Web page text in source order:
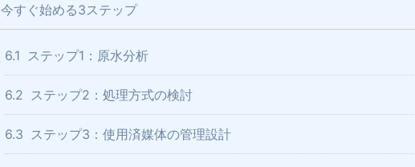
今すぐ始める3ステップ
6.1 ステップ1：原水分析
6.2 ステップ2：処理方式の検討
6.3 ステップ3：使用済媒体の管理設計